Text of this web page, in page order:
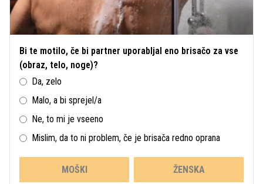
Bi te motilo, če bi partner uporabljal eno brisačo za vse
(obraz, telo, noge)?
Da, zelo
Malo, a bi sprejel/a
Ne, to mi je vseeno
Mislim, da to ni problem, če je brisača redno oprana
MOŠKI ŽENSKA